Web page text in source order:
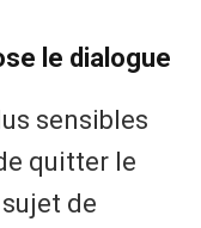
le dialogue
sensibles
quitter le
de